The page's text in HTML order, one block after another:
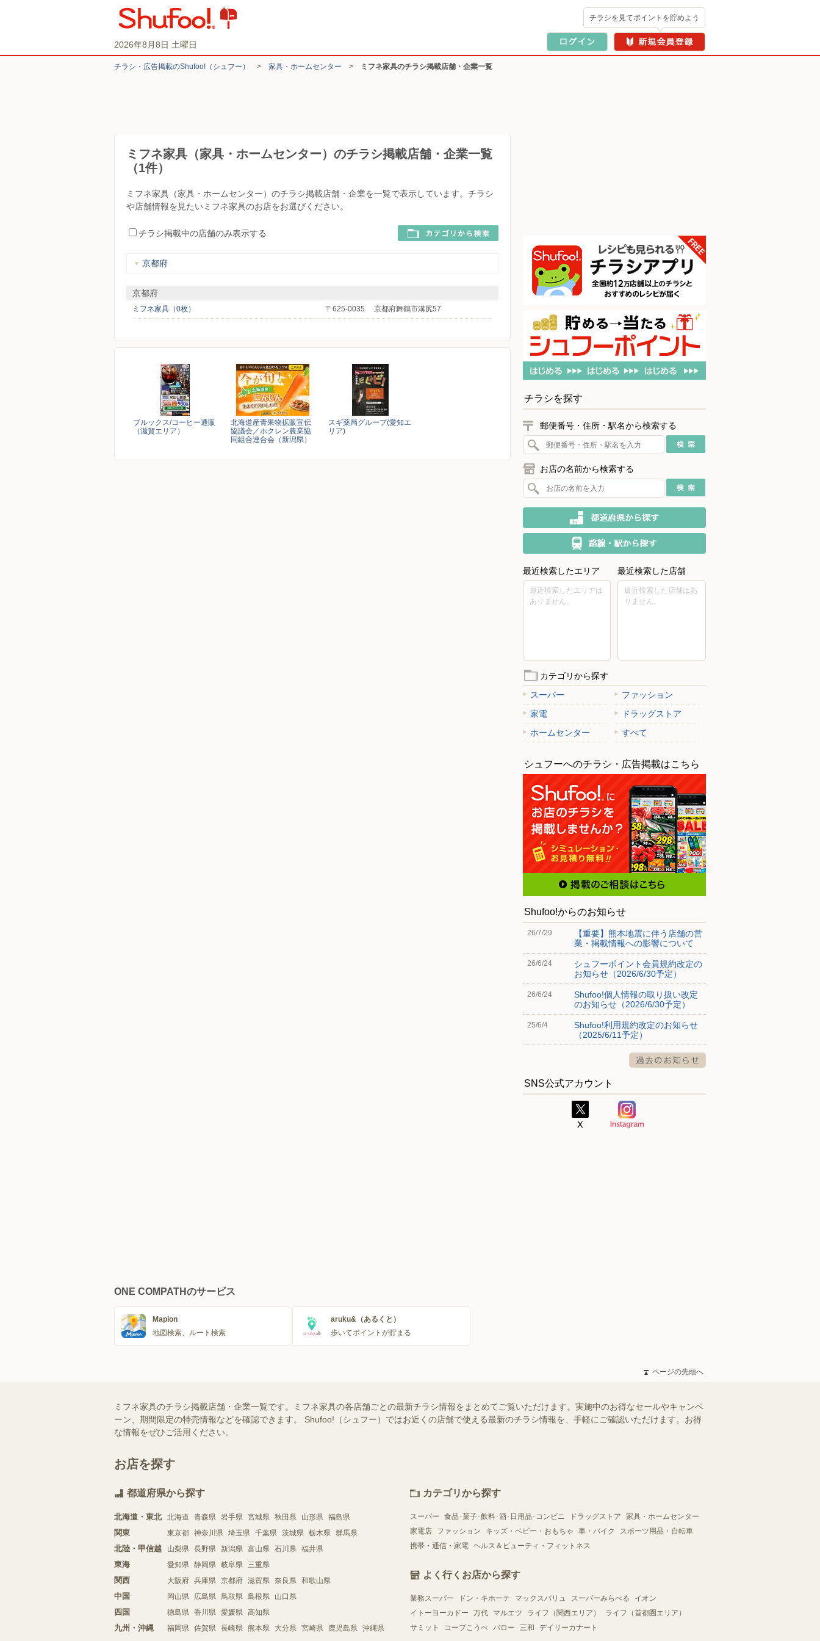
2026年8月8日 土曜日
チラシを見てポイントを貯めよう
チラシ・​広告掲載の​Shufoo!​（シュフー） > 家具・ホームセンター > ミフネ家具のチラシ掲載店舗・企業一覧
ミフネ家具（家具・ホームセンター）のチラシ掲載店舗・企業一覧
（1件）
ミフネ家具（家具・ホームセンター）のチラシ掲載店舗・企業を一覧で表示しています。チラシ
や店舗情報を見たいミフネ家具のお店をお選びください。
チラシ掲載中の店舗のみ表示する
京都府
京都府
ミフネ家具（0枚） 〒625-0035 京都府舞鶴市溝尻57
ブルックス/コーヒー通販
（滋賀エリア）
北海道産青果物拡販宣伝
協議会／ホクレン農業協
同組合連合会（新潟県）
スギ薬局グループ(愛知エ
リア)
チラシを探す
郵便番号・住所・駅名から検索する
お店の名前から検索する
最近検索したエリア
最近検索したエリアは
ありません。
最近検索した店舗
最近検索した店舗はあ
りません。
カテゴリから探す
スーパー
ファッション
家電
ドラッグストア
ホームセンター
すべて
シュフーへのチラシ・広告掲載はこちら
Shufoo!からのお知らせ
26/7/29
【重要】熊本地震に伴う店舗の営
業・掲載情報への影響について
26/6/24
シュフーポイント会員規約改定の
お知らせ（2026/6/30予定）
26/6/24
Shufoo!個人情報の取り扱い改定
のお知らせ（2026/6/30予定）
25/6/4
Shufoo!利用規約改定のお知らせ
（2025/6/11予定）
SNS公式アカウント
ONE COMPATHのサービス
Mapion
地図検索、ルート検索
aruku&（あるくと）
歩いてポイントが貯まる
ページの先頭へ
ミフネ家具のチラシ掲載店舗・企業一覧です。ミフネ家具の各店舗ごとの最新チラシ情報をまとめてご覧いただけます。実施中のお得なセールやキャンペ
ーン、期間限定の特売情報などを確認できます。 Shufoo!（シュフー）ではお近くの店舗で使える最新のチラシ情報を、手軽にご確認いただけます。お得
な情報をぜひご活用ください。
お店を探す
都道府県から探す
北海道・東北 北海道 青森県 岩手県 宮城県 秋田県 山形県 福島県
関東 東京都 神奈川県 埼玉県 千葉県 茨城県 栃木県 群馬県
北陸・甲信越 山梨県 長野県 新潟県 富山県 石川県 福井県
東海 愛知県 静岡県 岐阜県 三重県
関西 大阪府 兵庫県 京都府 滋賀県 奈良県 和歌山県
中国 岡山県 広島県 鳥取県 島根県 山口県
四国 徳島県 香川県 愛媛県 高知県
九州・沖縄 福岡県 佐賀県 長崎県 熊本県 大分県 宮崎県 鹿児島県 沖縄県
カテゴリから探す
スーパー 食品･菓子･飲料･酒･日用品･コンビニ ドラッグストア
家具・ホームセンター
家電店
ファッション キッズ・ベビー・おもちゃ 車・バイク
スポーツ用品・自転車
携帯・通信・家電 ヘルス＆ビューティ・フィットネス
よく行くお店から探す
業務スーパー ドン・キホーテ マックスバリュ スーパーみらべる
イオン
イトーヨーカドー
万代 マルエツ ライフ（関西エリア）
ライフ（首都圏エリア）
サミット
コープこうべ バロー 三和 デイリーカナート